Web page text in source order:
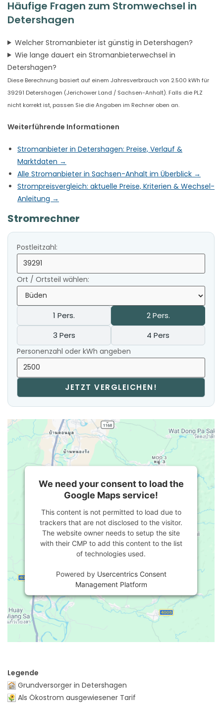
Häufige Fragen zum Stromwechsel in
Detershagen
Welcher Stromanbieter ist günstig in Detershagen?
Wie lange dauert ein Stromanbieterwechsel in
Detershagen?
Diese Berechnung basiert auf einem Jahresverbrauch von 2.500 kWh für
39291 Detershagen (Jerichower Land / Sachsen-Anhalt). Falls die PLZ
nicht korrekt ist, passen Sie die Angaben im Rechner oben an.
Weiterführende Informationen
Stromanbieter in Detershagen: Preise, Verlauf &
Marktdaten →
Alle Stromanbieter in Sachsen-Anhalt im Überblick →
Strompreisvergleich: aktuelle Preise, Kriterien & Wechsel-
Anleitung →
Stromrechner
Postleitzahl:
Ort / Ortsteil wählen:
1 Pers.
2 Pers.
3 Pers
4 Pers
Personenzahl oder kWh angeben
JETZT VERGLEICHEN!
We need your consent to load the
Google Maps service!
This content is not permitted to load due to
trackers that are not disclosed to the visitor.
The website owner needs to setup the site
with their CMP to add this content to the list
of technologies used.
Powered by Usercentrics Consent
Management Platform
Legende
Grundversorger in Detershagen
Als Ökostrom ausgewiesener Tarif